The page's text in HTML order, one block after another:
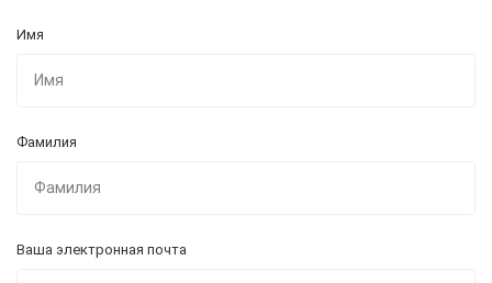
Имя
Фамилия
Ваша электронная почта